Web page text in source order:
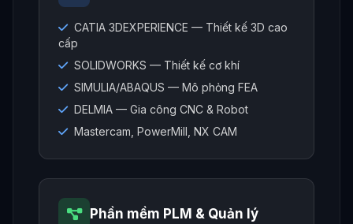
CATIA 3DEXPERIENCE — Thiết kế 3D cao
cấp
SOLIDWORKS — Thiết kế cơ khí
SIMULIA/ABAQUS — Mô phỏng FEA
DELMIA — Gia công CNC & Robot
Mastercam, PowerMill, NX CAM
Phần mềm PLM & Quản lý